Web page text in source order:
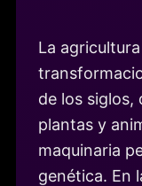
La
de los siglos,
plantas y
maquinaria
genética. En